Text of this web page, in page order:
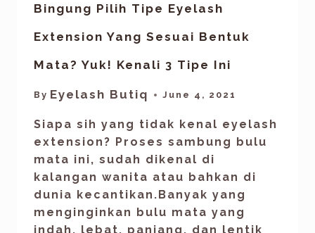
Bingung Pilih Tipe Eyelash
Extension Yang Sesuai Bentuk
Mata? Yuk! Kenali 3 Tipe Ini
By Eyelash Butiq June 4, 2021
Siapa sih yang tidak kenal eyelash
extension? Proses sambung bulu
mata ini, sudah dikenal di
kalangan wanita atau bahkan di
dunia kecantikan.Banyak yang
menginginkan bulu mata yang
indah, lebat, panjang, dan lentik